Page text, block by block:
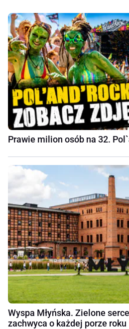
Prawie milion osób na 32.
Wyspa Młyńska. Zielone
zachwyca o każdej porze roku